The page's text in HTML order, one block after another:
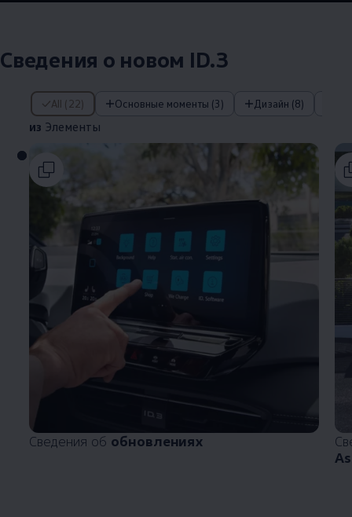
Сведения о новом ID.3
All (22) Основные моменты (3) Дизайн (8)
из Элементы
из Элементы
Сведения об обновлениях